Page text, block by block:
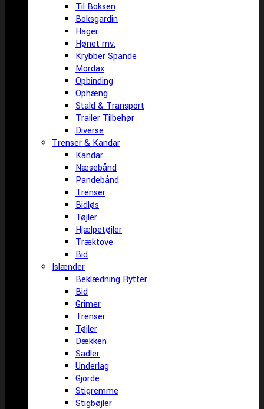
Til Boksen
Boksgardin
Hager
Hønet mv.
Krybber Spande
Mordax
Opbinding
Ophæng
Stald & Transport
Trailer Tilbehør
Diverse
Trenser & Kandar
Kandar
Næsebånd
Pandebånd
Trenser
Bidløs
Tøjler
Hjælpetøjler
Træktove
Bid
Islænder
Beklædning Rytter
Bid
Grimer
Trenser
Tøjler
Dækken
Sadler
Underlag
Gjorde
Stigremme
Stigbøjler